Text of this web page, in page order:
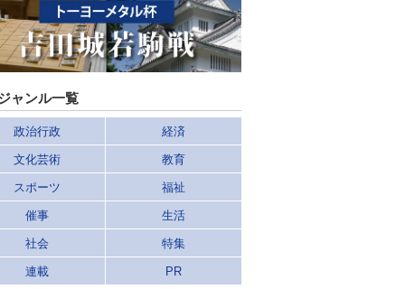
ャンル一覧
政治行政 経済
文化芸術 教育
スポーツ 福祉
催事 生活
社会 特集
連載 PR